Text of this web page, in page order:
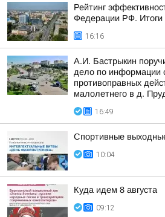
Рейтинг
Федерации РФ. Итоги
16:16
А.И. Бастрыкин
дело по информации
противоправных
малолетнего в д.
16:49
Спортивные
10:04
Куда идем 8 августа
09:12